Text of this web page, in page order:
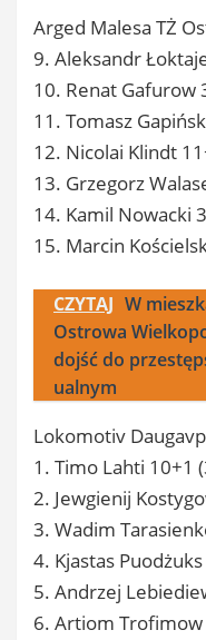
Arged Malesa TŻ
9. Aleksandr
10. Renat Gafurow
11. Tomasz
12. Nicolai Klindt
13. Grzegorz
14. Kamil Nowacki
15. Marcin
CZYTAJ W
Ostrowa
dojść do
ualnym
Lokomotiv
1. Timo Lahti 10+1
2. Jewgienij
3. Wadim
4. Kjastas
5. Andrzej
6. Artiom